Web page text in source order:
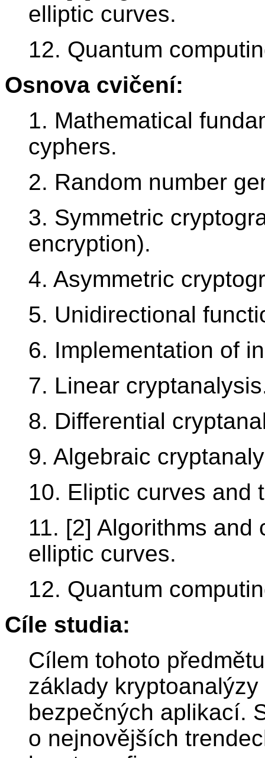
elliptic curves.
12. Quantum
Osnova cvičení:
1. Mathematical
cyphers.
2. Random number
3. Symmetric
encryption).
4. Asymmetric
5. Unidirectional
6. Implementation of
7. Linear
8. Differential
9. Algebraic
10. Eliptic curves and
11. [2] Algorithms
elliptic curves.
12. Quantum
Cíle studia:
Cílem tohoto
základy
bezpečných aplikací.
o nejnovějších